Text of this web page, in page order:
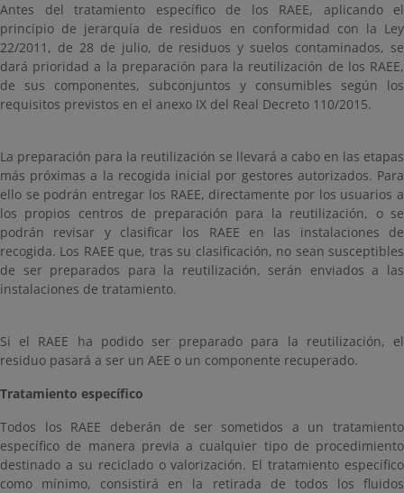
Antes del tratamiento específico de los RAEE, aplicando el
principio de jerarquía de residuos en conformidad con la Ley
22/2011, de 28 de julio, de residuos y suelos contaminados, se
dará prioridad a la preparación para la reutilización de los RAEE,
de sus componentes, subconjuntos y consumibles según los
requisitos previstos en el anexo IX del Real Decreto 110/2015.
La preparación para la reutilización se llevará a cabo en las etapas
más próximas a la recogida inicial por gestores autorizados. Para
ello se podrán entregar los RAEE, directamente por los usuarios a
los propios centros de preparación para la reutilización, o se
podrán revisar y clasificar los RAEE en las instalaciones de
recogida. Los RAEE que, tras su clasificación, no sean susceptibles
de ser preparados para la reutilización, serán enviados a las
instalaciones de tratamiento.
Si el RAEE ha podido ser preparado para la reutilización, el
residuo pasará a ser un AEE o un componente recuperado.
Tratamiento específico
Todos los RAEE deberán de ser sometidos a un tratamiento
específico de manera previa a cualquier tipo de procedimiento
destinado a su reciclado o valorización. El tratamiento específico
como mínimo, consistirá en la retirada de todos los fluidos